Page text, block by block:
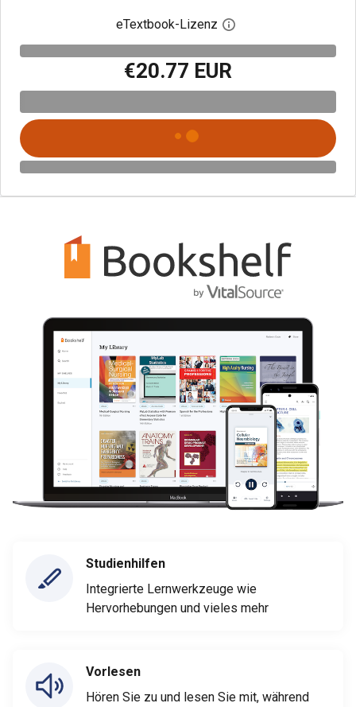
eTextbook-Lizenz Digitalen
€20.77 EUR
Studienhilfen
Integrierte Lernwerkzeuge wie
Hervorhebungen und vieles mehr
Vorlesen
Hören Sie zu und lesen Sie mit, während